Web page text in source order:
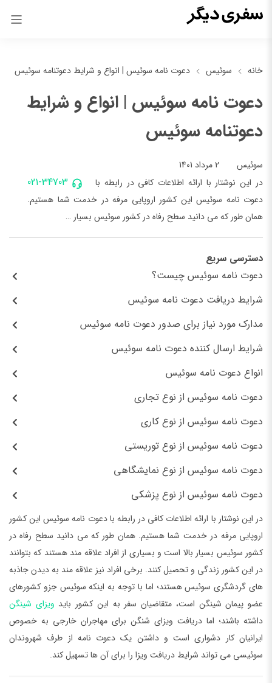
خانه سوئیس دعوت نامه سوئیس | انواع و شرایط دعوتنامه سوئیس
دعوت نامه سوئیس | انواع و شرایط
دعوتنامه سوئیس
سوئیس 2 مرداد 1401
021-34703
در این نوشتار با ارائه اطلاعات کافی در رابطه با
دعوت نامه سوئیس این کشور اروپایی مرفه در خدمت شما هستیم.
همان طور که می دانید سطح رفاه در کشور سوئیس بسیار …
دسترسی سریع
دعوت نامه سوئیس چیست؟
شرایط دریافت دعوت نامه سوئیس
مدارک مورد نیاز برای صدور دعوت نامه سوئیس
شرایط ارسال کننده دعوت نامه سوئیس
انواع دعوت نامه سوئیس
دعوت نامه سوئیس از نوع تجاری
دعوت نامه سوئیس از نوع کاری
دعوت نامه سوئیس از نوع توریستی
دعوت نامه سوئیس از نوع نمایشگاهی
دعوت نامه سوئیس از نوع پزشکی
در این نوشتار با ارائه اطلاعات کافی در رابطه با دعوت نامه سوئیس این کشور
اروپایی مرفه در خدمت شما هستیم. همان طور که می دانید سطح رفاه در
کشور سوئیس بسیار بالا است و بسیاری از افراد علاقه مند هستند که بتوانند
در این کشور زندگی و تحصیل کنند. برخی افراد نیز علاقه مند به دیدن جاذبه
های گردشگری سوئیس هستند؛ اما با توجه به اینکه سوئیس جزو کشورهای
عضو پیمان شینگن است، متقاضیان سفر به این کشور باید ویزای شینگن
داشته باشند؛ اما دریافت ویزای شنگن برای مهاجران خارجی به خصوص
ایرانیان کار دشواری است و داشتن یک دعوت نامه از طرف شهروندان
سوئیسی می تواند شرایط دریافت ویزا را برای آن ها تسهیل کند.